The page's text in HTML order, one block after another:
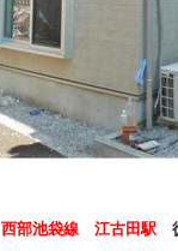
西部池袋線 江古田駅